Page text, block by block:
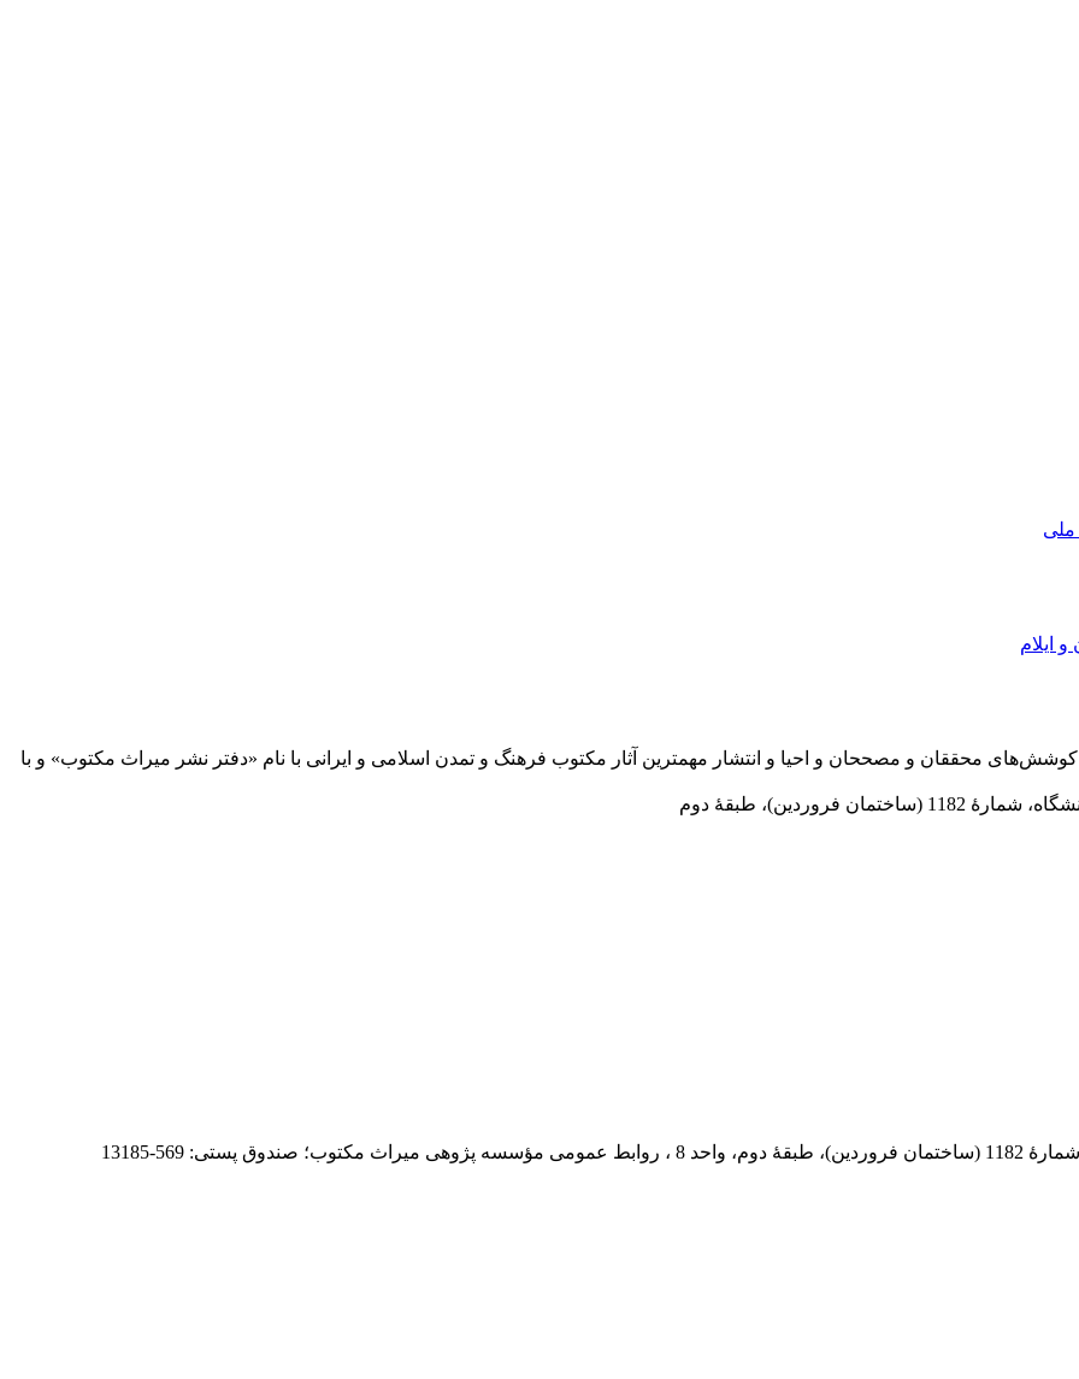
ملی
ایلام
در سال 1372 ش به قصد حمایت از كوشش‌های محققان و مصححان و احیا و انتشار مهمترین آثار مكتوب فرهنگ و تمدن اسلامی و ایرانی با نام «دفتر نشر میراث مكتوب» و با
طبقۀ دوم
569-13185